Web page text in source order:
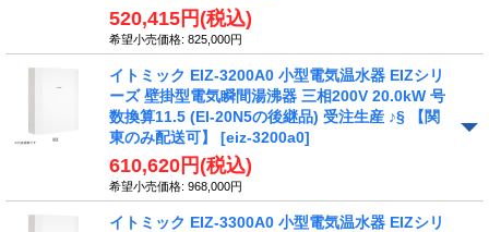
520,415円 (税込)
希望小売価格: 825,000円
イトミック EIZ-3200A0 小型電気温水器 EIZシリ
ーズ 壁掛型電気瞬間湯沸器 三相200V 20.0kW 号
数換算11.5 (EI-20N5の後継品) 受注生産 ♪§ 【関
東のみ配送可】 [eiz-3200a0]
610,620円 (税込)
希望小売価格: 968,000円
イトミック EIZ-3300A0 小型電気温水器 EIZシリ